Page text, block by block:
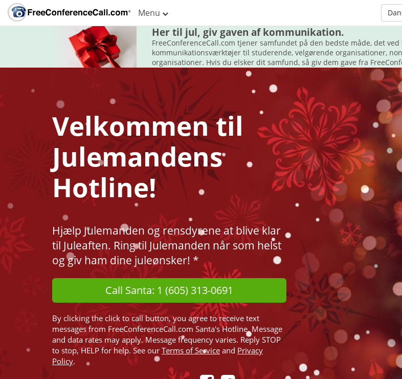
Menu
Her til jul, giv gaven af kommunikation.
FreeConferenceCall.com tjener samfundet på den bedste måde, det ved
kommunikationsværktøjer til studerende, velgørende organisationer,
organisationer. Hvis du elsker dit samfund, så giv dem gave fra
Velkommen til
Julemandens
Hotline!
Hjælp Julemanden og rensdyrene at blive klar
til Juleaften. Ring til Julemanden når som helst
og giv ham dine juleønsker! *
Call Santa: 1 (605) 313-0691
By clicking the click to call button, you agree to receive text
messages from FreeConferenceCall.com Santa's Hotline. Message
and data rates may apply. Message frequency varies. Reply STOP
to stop, HELP for help. See our Terms of Service and Privacy
Policy.